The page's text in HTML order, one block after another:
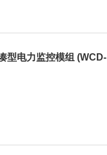
型电力监控模组 (WCD-